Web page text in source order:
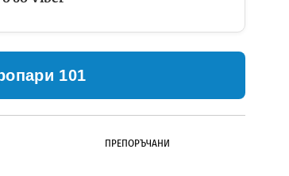
101
ПРЕПОРЪЧАНИ